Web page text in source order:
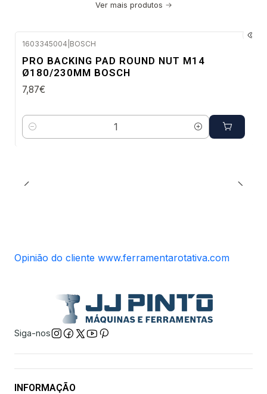
Ver mais produtos
1603345004 BOSCH
PRO BACKING PAD ROUND NUT M14
Ø180/230MM BOSCH
7,87€
Quantidade
Opinião do cliente www.ferramentarotativa.com
Siga-nos
INFORMAÇÃO